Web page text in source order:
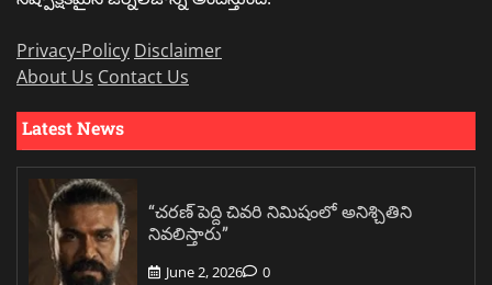
Privacy-Policy Disclaimer
About Us Contact Us
Latest News
“చరణ్ పెద్ది చివరి నిమిషంలో అనిశ్చితిని
నివలిస్తారు”
June 2, 2026 0